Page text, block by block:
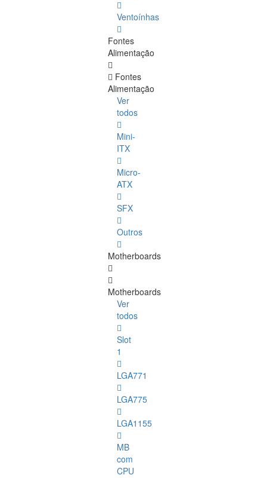
Ventoínhas
Fontes
Alimentação
Fontes
Alimentação
Ver
todos
Mini-
ITX
Micro-
ATX
SFX
Outros
Motherboards
Motherboards
Ver
todos
Slot
1
LGA771
LGA775
LGA1155
MB
com
CPU